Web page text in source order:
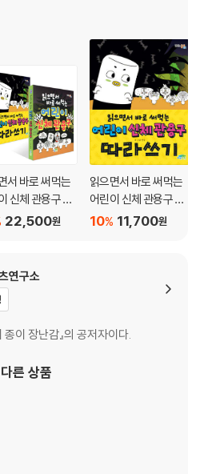
면서 바로
서 바로 써먹는
신체 관용구 +
따라쓰기 세트
22,500원
읽으면서 바로 써먹는
어린이 신체 관용구 따
라쓰기11,700원
10%
연구소
이 장난감』의 공저자이다.
른 상품